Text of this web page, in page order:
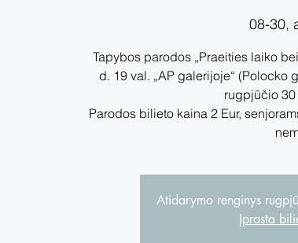
08-30,
Tapybos parodos „Praeities laiko
d. 19 val. „AP galerijoje“ (Polocko
rugpjūčio
Parodos bilieto kaina 2 Eur,
Atidarymo renginys
Įprasta